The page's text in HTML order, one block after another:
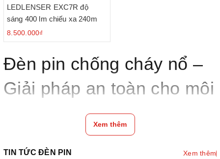
LEDLENSER EXC7R độ
sáng 400 lm chiếu xa 240m
8.500.000₫
Đèn pin chống cháy nổ –
Giải pháp an toàn cho môi
trường làm việc nguy
Xem thêm
TIN TỨC ĐÈN PIN Xem thêm